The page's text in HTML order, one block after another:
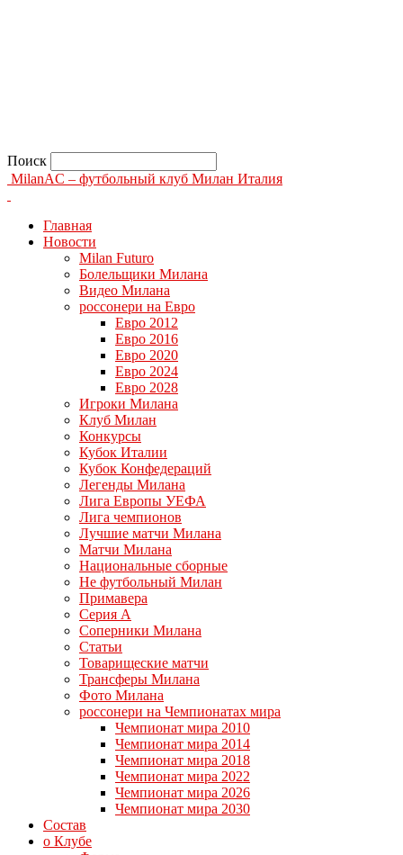
Поиск
MilanAC – футбольный клуб Милан Италия
Главная
Новости
Milan Futuro
Болельщики Милана
Видео Милана
россонери на Евро
Евро 2012
Евро 2016
Евро 2020
Евро 2024
Евро 2028
Игроки Милана
Клуб Милан
Конкурсы
Кубок Италии
Кубок Конфедераций
Легенды Милана
Лига Европы УЕФА
Лига чемпионов
Лучшие матчи Милана
Матчи Милана
Национальные сборные
Не футбольный Милан
Примавера
Серия А
Соперники Милана
Статьи
Товарищеские матчи
Трансферы Милана
Фото Милана
россонери на Чемпионатах мира
Чемпионат мира 2010
Чемпионат мира 2014
Чемпионат мира 2018
Чемпионат мира 2022
Чемпионат мира 2026
Чемпионат мира 2030
Состав
о Клубе